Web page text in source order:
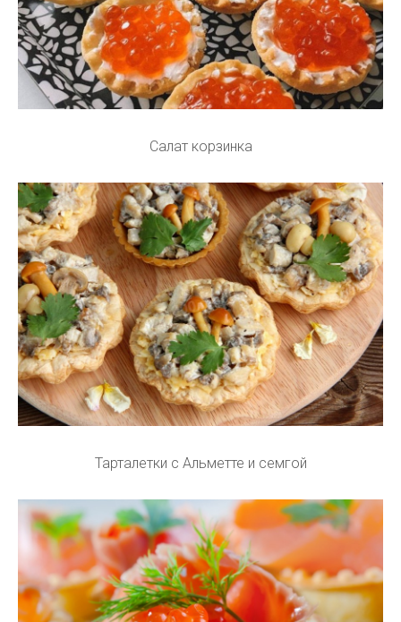
Салат корзинка
Тарталетки с Альметте и семгой